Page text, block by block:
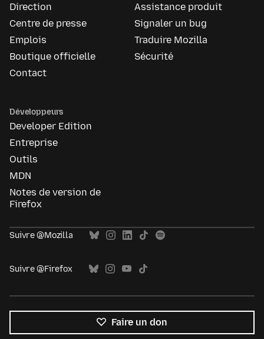
Direction
Centre de presse
Emplois
Boutique officielle
Contact
Assistance produit
Signaler un bug
Traduire Mozilla
Sécurité
Développeurs
Developer Edition
Entreprise
Outils
MDN
Notes de version de
Firefox
Suivre @Mozilla
Suivre @Firefox
Faire un don